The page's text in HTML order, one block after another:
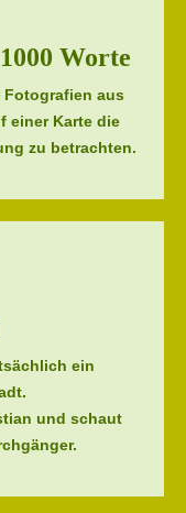
Worte
Fotografien aus
einer Karte die
zu betrachten.
ein
und schaut